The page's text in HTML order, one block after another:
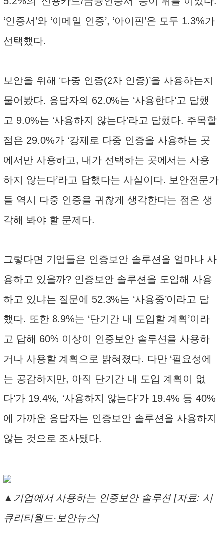
‘인증서’와 ‘이메일 인증’, ‘아이핀’은 모두 1.3%가
선택했다.
보안을 위해 ‘다중 인증(2차 인증)’을 사용하는지
물어봤다. 응답자의 62.0%는 ‘사용한다’고 답했
고 9.0%는 ‘사용하지 않는다’라고 답했다. 주목할
점은 29.0%가 ‘강제로 다중 인증을 사용하는 곳
에서만 사용하고, 내가 선택하는 곳에서는 사용
하지 않는다’라고 답했다는 사실이다. 보안전문가
들 역시 다중 인증을 귀찮게 생각한다는 점은 생
각해 봐야 할 문제다.
그렇다면 기업들은 인증보안 솔루션을 얼마나 사
용하고 있을까? 인증보안 솔루션을 도입해 사용
하고 있냐는 질문에 52.3%는 ‘사용중’이라고 답
했다. 또한 8.9%는 ‘단기간 내 도입할 계획’이라
고 답해 60% 이상이 인증보안 솔루션을 사용하
거나 사용할 계획으로 밝혀졌다. 다만 ‘필요성에
는 공감하지만, 아직 단기간 내 도입 계획이 없
다’가 19.4%, ‘사용하지 않는다’가 19.4% 등 40%
에 가까운 응답자는 인증보안 솔루션을 사용하지
않는 것으로 조사됐다.
▲기업에서 사용하는 인증보안 솔루션 [자료: 시
큐리티월드·보안뉴스]